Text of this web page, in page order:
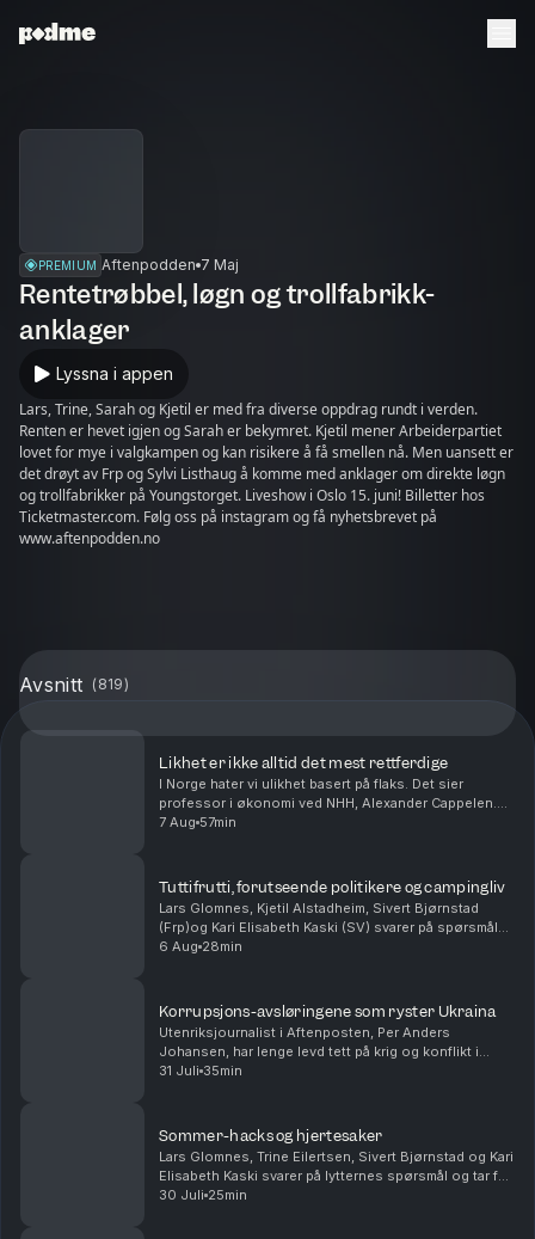
PREMIUM Aftenpodden 7 Maj
Rentetrøbbel, løgn og trollfabrikk-
anklager
Lyssna i appen
Lars, Trine, Sarah og Kjetil er med fra diverse oppdrag rundt i verden.
Renten er hevet igjen og Sarah er bekymret. Kjetil mener Arbeiderpartiet
lovet for mye i valgkampen og kan risikere å få smellen nå. Men uansett er
det drøyt av Frp og Sylvi Listhaug å komme med anklager om direkte løgn
og trollfabrikker på Youngstorget. Liveshow i Oslo 15. juni! Billetter hos
Ticketmaster.com. Følg oss på instagram og få nyhetsbrevet på
www.aftenpodden.no
Avsnitt ( 819)
Likhet er ikke alltid det mest rettferdige
I Norge hater vi ulikhet basert på flaks. Det sier
professor i økonomi ved NHH, Alexander Cappelen.
Han har forsket på rettferdighet, og snakker særlig om
7 Aug 57min
Tuttifrutti, forutseende politikere og campingliv
Lars Glomnes, Kjetil Alstadheim, Sivert Bjørnstad
(Frp)og Kari Elisabeth Kaski (SV) svarer på spørsmål
fra lytterne. Hvilken norske politiker har vært den mest
6 Aug 28min
Korrupsjons-avsløringene som ryster Ukraina
Utenriksjournalist i Aftenposten, Per Anders
Johansen, har lenge levd tett på krig og konflikt i
Ukraina og Russland. Han forteller om korrupsjon som
31 Juli 35min
Sommer-hacks og hjertesaker
Lars Glomnes, Trine Eilertsen, Sivert Bjørnstad og Kari
Elisabeth Kaski svarer på lytternes spørsmål og tar for
seg blant annet sine beste sommertips, hvilke saker
30 Juli 25min